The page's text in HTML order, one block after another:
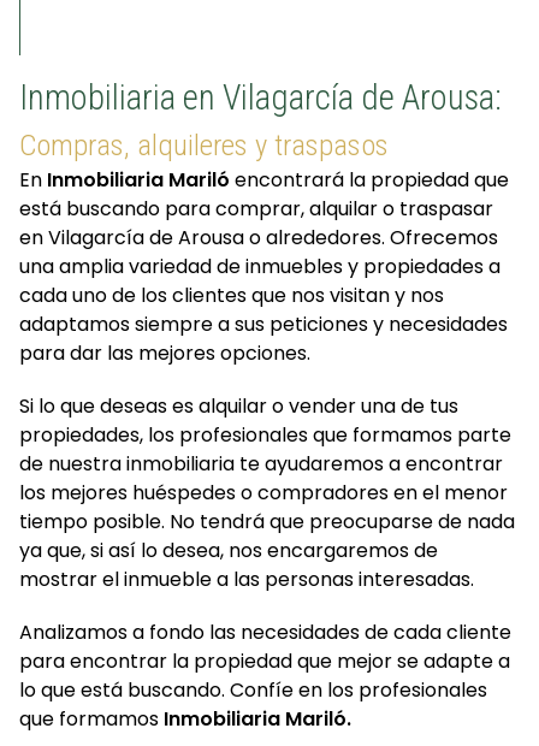
Inmobiliaria en Vilagarcía de Arousa:
Compras, alquileres y traspasos
En Inmobiliaria Mariló encontrará la propiedad que
está buscando para comprar, alquilar o traspasar
en Vilagarcía de Arousa o alrededores. Ofrecemos
una amplia variedad de inmuebles y propiedades a
cada uno de los clientes que nos visitan y nos
adaptamos siempre a sus peticiones y necesidades
para dar las mejores opciones.
Si lo que deseas es alquilar o vender una de tus
propiedades, los profesionales que formamos parte
de nuestra inmobiliaria te ayudaremos a encontrar
los mejores huéspedes o compradores en el menor
tiempo posible. No tendrá que preocuparse de nada
ya que, si así lo desea, nos encargaremos de
mostrar el inmueble a las personas interesadas.
Analizamos a fondo las necesidades de cada cliente
para encontrar la propiedad que mejor se adapte a
lo que está buscando. Confíe en los profesionales
que formamos Inmobiliaria Mariló.